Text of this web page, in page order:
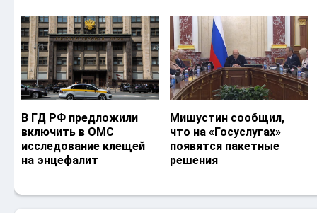
В ГД РФ предложили
включить в ОМС
исследование клещей
на энцефалит
Мишустин сообщил,
что на «Госуслугах»
появятся пакетные
решения